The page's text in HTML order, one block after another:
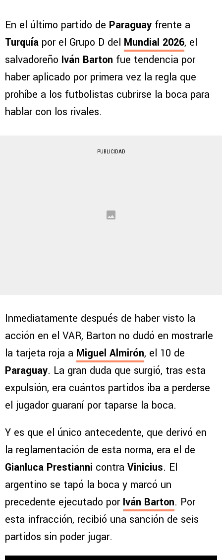
En el último partido de Paraguay frente a
Turquía por el Grupo D del Mundial 2026, el
salvadoreño Iván Barton fue tendencia por
haber aplicado por primera vez la regla que
prohíbe a los futbolistas cubrirse la boca para
hablar con los rivales.
PUBLICIDAD
Inmediatamente después de haber visto la
acción en el VAR, Barton no dudó en mostrarle
la tarjeta roja a Miguel Almirón, el 10 de
Paraguay. La gran duda que surgió, tras esta
expulsión, era cuántos partidos iba a perderse
el jugador guaraní por taparse la boca.
Y es que el único antecedente, que derivó en
la reglamentación de esta norma, era el de
Gianluca Prestianni contra Vinicius. El
argentino se tapó la boca y marcó un
precedente ejecutado por Iván Barton. Por
esta infracción, recibió una sanción de seis
partidos sin poder jugar.